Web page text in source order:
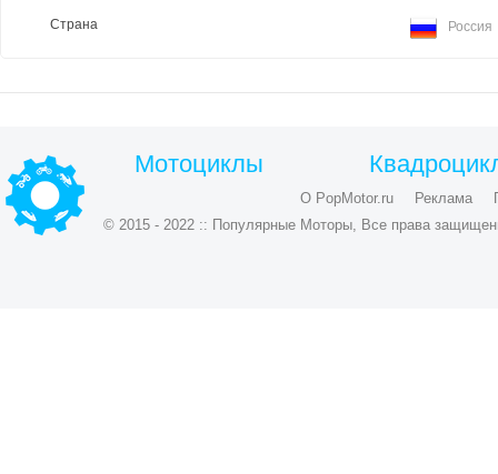
Страна Россия
Мотоциклы
О PopMotor.ru Реклама
© 2015 - 2022 :: Популярные Моторы, Все права